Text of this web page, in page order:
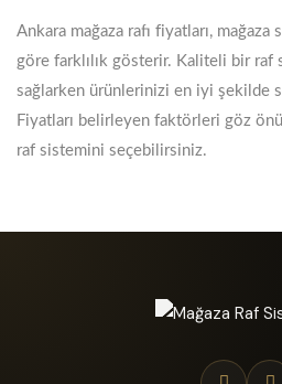
Ankara mağaza rafı fiyatları, mağaza
göre farklılık gösterir. Kaliteli bir raf
sağlarken ürünlerinizi en iyi şekilde
Fiyatları belirleyen faktörleri göz
raf sistemini seçebilirsiniz.